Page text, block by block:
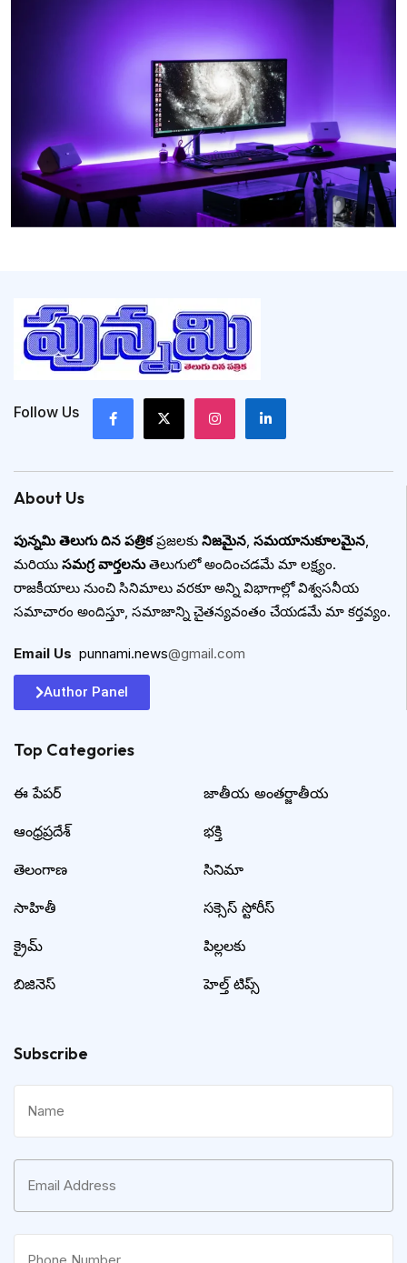
Follow Us
About Us
పున్నమి తెలుగు దిన పత్రికప్రజలకు నిజమైన, సమయానుకూలమైన,
మరియు సమగ్ర వార్తలనుతెలుగులో అందించడమే మా లక్ష్యం.
రాజకీయాలు నుంచి సినిమాలు వరకూ అన్ని విభాగాల్లో విశ్వసనీయ
సమాచారం అందిస్తూ, సమాజాన్ని చైతన్యవంతం చేయడమే మా కర్తవ్యం.
Email Us punnami.news@gmail.com
Author Panel
Top Categories​
ఈ పేపర్
ఆంధ్రప్రదేశ్
తెలంగాణ
సాహితీ
క్రైమ్
బిజినెస్
జాతీయ అంతర్జాతీయ
భక్తి
సినిమా
సక్సెస్ స్టోరీస్
పిల్లలకు
హెల్త్ టిప్స్
Subscribe